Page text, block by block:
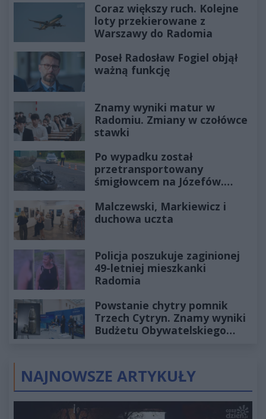
Coraz większy ruch. Kolejne
loty przekierowane z
Warszawy do Radomia
Poseł Radosław Fogiel objął
ważną funkcję
Znamy wyniki matur w
Radomiu. Zmiany w czołówce
stawki
Po wypadku został
przetransportowany
śmigłowcem na Józefów.
Malczewski, Markiewicz i
duchowa uczta
Policja poszukuje zaginionej
49-letniej mieszkanki
Radomia
Powstanie chytry pomnik
Trzech Cytryn. Znamy wyniki
Budżetu Obywatelskiego
NAJNOWSZE ARTYKUŁY